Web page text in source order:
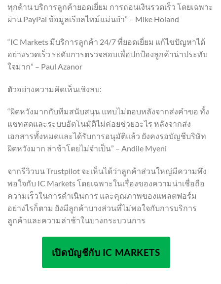
ทุกด้าน บริการลูกค้ายอดเยี่ยม การถอนเงินรวดเร็ว โดยเฉพาะ
ผ่าน PayPal ข้อมูลเรียลไทม์แม่นยำ” – Mike Holand
“IC Markets มีบริการลูกค้า 24/7 ที่ยอดเยี่ยม แก้ไขปัญหาได้
อย่างรวดเร็ว ระดับการตรวจสอบเพื่อปกป้องลูกค้าน่าประทับ
ใจมาก” – Paul Azanor
ตัวอย่างความคิดเห็นเชิงลบ:
“ผิดหวังมากกับทีมสนับสนุน แทบไม่ตอบหลังจากส่งคำขอ ทั้ง
แชทสดและระบบอัตโนมัติไม่ค่อยช่วยอะไร หลังจากส่ง
เอกสารทั้งหมดและได้รับการอนุมัติแล้ว ยังคงรอบัญชีบริษัท
ผิดหวังมาก ล่าช้าโดยไม่จำเป็น” – Andile Myeni
จากรีวิวบน Trustpilot จะเห็นได้ว่าลูกค้าส่วนใหญ่มีความพึง
พอใจกับ IC Markets โดยเฉพาะในเรื่องของความน่าเชื่อถือ
ความเร็วในการดำเนินการ และคุณภาพของแพลตฟอร์ม
อย่างไรก็ตาม ยังมีลูกค้าบางส่วนที่ไม่พอใจกับการบริการ
ลูกค้าและความล่าช้าในบางกระบวนการ
เปิดบัญชีกับ IC MARKETS